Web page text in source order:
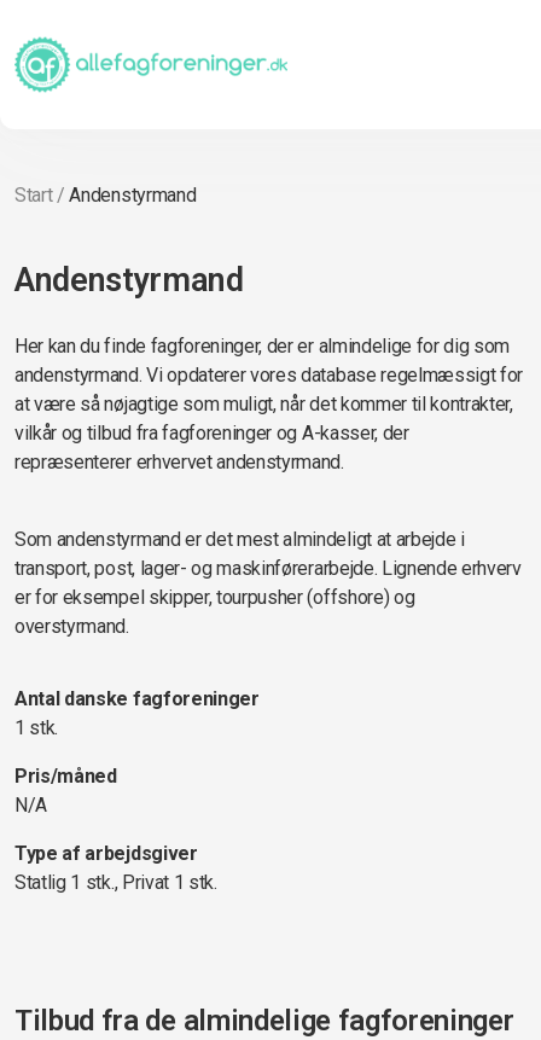
Start/Andenstyrmand
Andenstyrmand
Her kan du finde fagforeninger, der er almindelige for dig som
andenstyrmand. Vi opdaterer vores database regelmæssigt for
at være så nøjagtige som muligt, når det kommer til kontrakter,
vilkår og tilbud fra fagforeninger og A-kasser, der
repræsenterer erhvervet andenstyrmand.
Som andenstyrmand er det mest almindeligt at arbejde i
transport, post, lager- og maskinførerarbejde. Lignende erhverv
er for eksempel skipper, tourpusher (offshore) og
overstyrmand.
Antal danske fagforeninger
1 stk.
Pris/måned
N/A
Type af arbejdsgiver
Statlig 1 stk., Privat 1 stk.
Tilbud fra de almindelige fagforeninger